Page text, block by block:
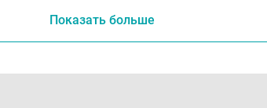
Показать больше